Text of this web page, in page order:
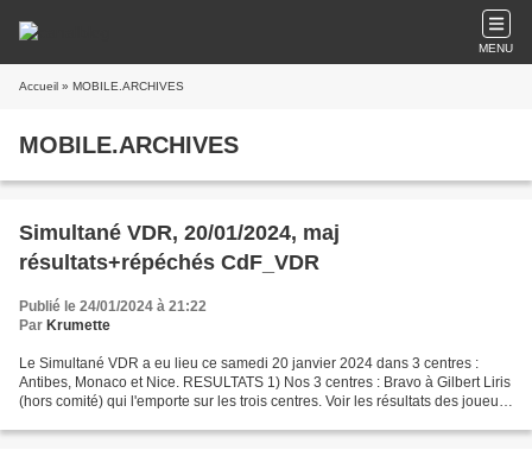
MENU
Accueil » MOBILE.ARCHIVES
MOBILE.ARCHIVES
Simultané VDR, 20/01/2024, maj
résultats+répéchés CdF_VDR
Publié le 24/01/2024 à 21:22
Par Krumette
Le Simultané VDR a eu lieu ce samedi 20 janvier 2024 dans 3 centres :
Antibes, Monaco et Nice. RESULTATS 1) Nos 3 centres : Bravo à Gilbert Liris
(hors comité) qui l'emporte sur les trois centres. Voir les résultats des joueurs